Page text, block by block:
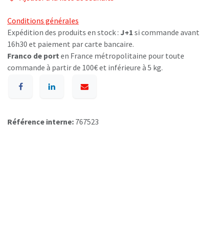
Conditions générales
Expédition des produits en stock : J+1 si commande avant
16h30 et paiement par carte bancaire.
Franco de port en France métropolitaine pour toute
commande à partir de 100€ et inférieure à 5 kg.
Référence interne: 767523